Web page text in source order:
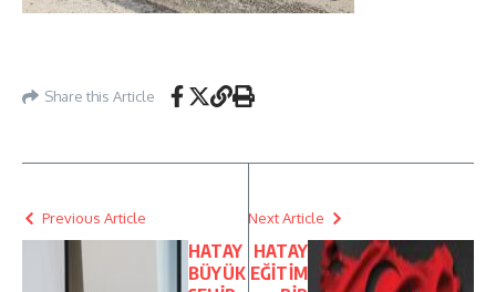
Share this Article
Previous Article
HATAY
BÜYÜK
Next Article
HATAY
EĞİTİM